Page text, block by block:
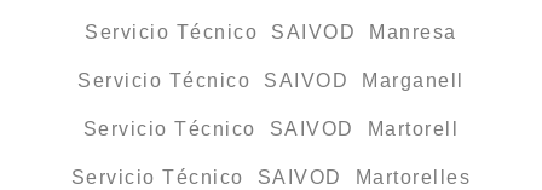
Servicio Técnico SAIVOD Manresa
Servicio Técnico SAIVOD Marganell
Servicio Técnico SAIVOD Martorell
Servicio Técnico SAIVOD Martorelles